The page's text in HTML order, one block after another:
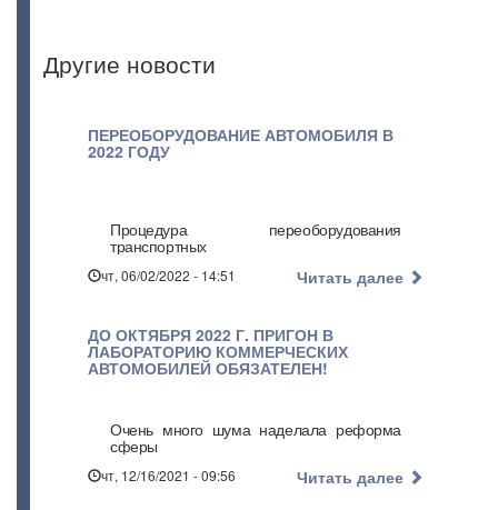
Другие новости
ПЕРЕОБОРУДОВАНИЕ АВТОМОБИЛЯ В
2022 ГОДУ
Процедура переоборудования
транспортных
чт, 06/02/2022 - 14:51 Читать далее
ДО ОКТЯБРЯ 2022 Г. ПРИГОН В
ЛАБОРАТОРИЮ КОММЕРЧЕСКИХ
АВТОМОБИЛЕЙ ОБЯЗАТЕЛЕН!
Очень много шума наделала реформа
сферы
чт, 12/16/2021 - 09:56 Читать далее